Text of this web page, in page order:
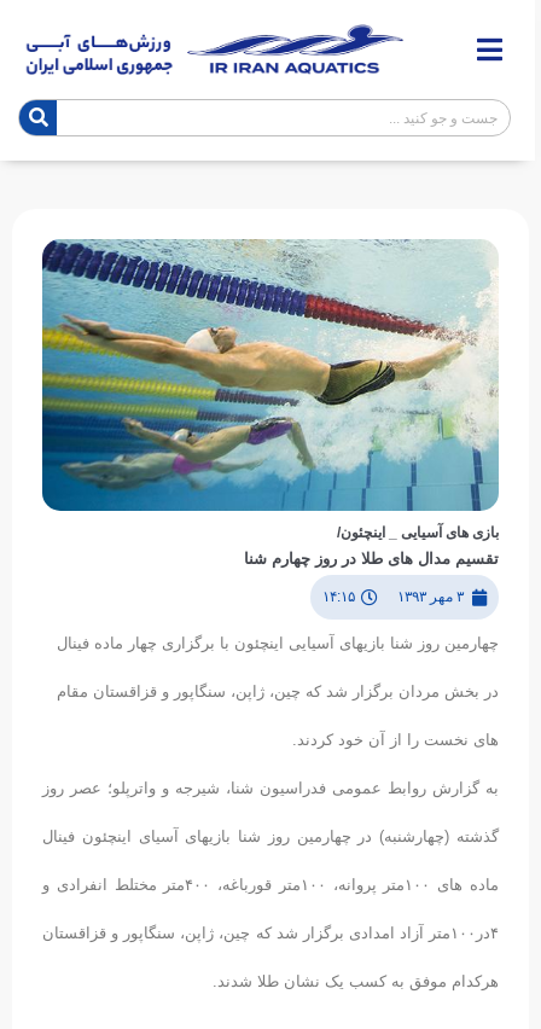
بازی های آسیایی _ اینچئون/
تقسیم مدال های طلا در روز چهارم شنا
۳ مهر ۱۳۹۳ ۱۴:۱۵
چهارمین روز شنا بازیهای آسیایی اینچئون با برگزاری چهار ماده فینال
در بخش مردان برگزار شد که چین، ژاپن، سنگاپور و قزاقستان مقام
های نخست را از آن خود کردند.
به گزارش روابط عمومی فدراسیون شنا، شیرجه و واترپلو؛ عصر روز
گذشته (چهارشنبه) در چهارمین روز شنا بازیهای آسیای اینچئون فینال
ماده های ۱۰۰متر پروانه، ۱۰۰متر قورباغه، ۴۰۰متر مختلط انفرادی و
۴در۱۰۰متر آزاد امدادی برگزار شد که چین، ژاپن، سنگاپور و قزاقستان
هرکدام موفق به کسب یک نشان طلا شدند.